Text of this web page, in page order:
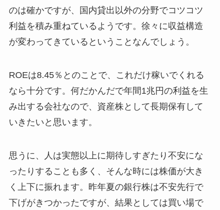
のは確かですが、国内貸出以外の分野でコツコツ
利益を積み重ねているようです。徐々に収益構造
が変わってきているということなんでしょう。
ROEは8.45％とのことで、これだけ稼いでくれる
なら十分です。何だかんだで年間1兆円の利益を生
み出する会社なので、資産株として長期保有して
いきたいと思います。
思うに、人は実態以上に期待しすぎたり不安にな
ったりすることも多く、そんな時には株価が大き
く上下に振れます。昨年夏の銀行株は不安先行で
下げがきつかったですが、結果としては買い場で